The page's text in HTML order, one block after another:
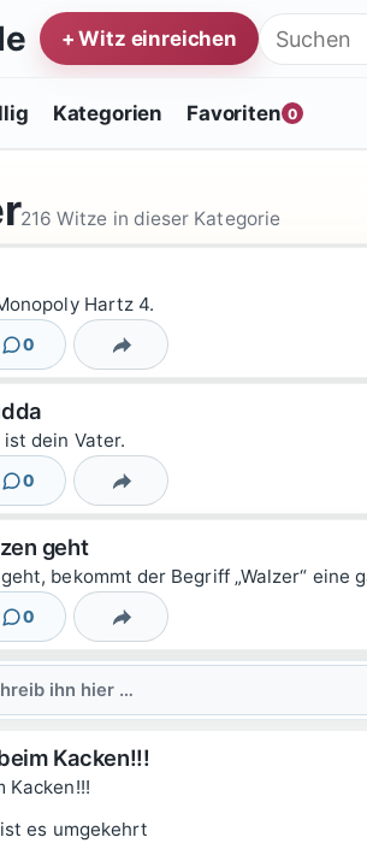
Suche
+ Witz einreichen
Kategorien Favoriten 0
216 Witze in dieser Kategorie
Hartz 4.
0
KommentareTeilen
dein Vater.
0
KommentareTeilen
geht
bekommt der Begriff „Walzer“ eine
0
KommentareTeilen
ihn hier …
Kacken!!!
Kacken!!!
es umgekehrt